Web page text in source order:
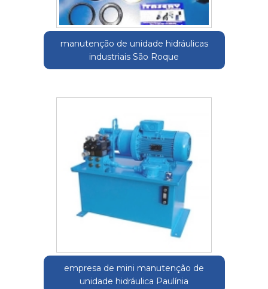
manutenção de unidade hidráulicas
industriais São Roque
empresa de mini manutenção de
unidade hidráulica Paulínia